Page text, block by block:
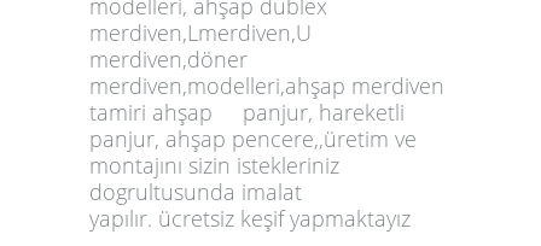
modelleri, ahşap dublex
merdiven,Lmerdiven,U
merdiven,döner
merdiven,modelleri,ahşap merdiven
tamiri ahşap panjur, hareketli
panjur, ahşap pencere,,üretim ve
montajını sizin istekleriniz
dogrultusunda imalat
yapılır. ücretsiz keşif yapmaktayız